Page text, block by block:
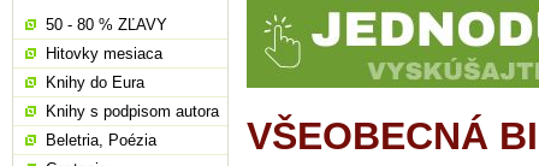
VŠEOBECNÁ
50 - 80 % ZĽAVY
Hitovky mesiaca
Knihy do Eura
Knihy s podpisom autora
Beletria, Poézia